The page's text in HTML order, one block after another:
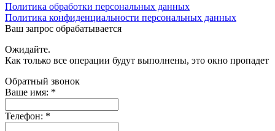
Политика обработки персональных данных
Политика конфиденциальности персональных данных
Ваш запрос обрабатывается
Ожидайте.
Как только все операции будут выполнены, это окно пропадет
Обратный звонок
Ваше имя: *
Телефон: *